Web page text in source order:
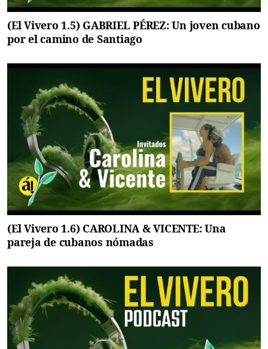
(El Vivero 1.5) GABRIEL PÉREZ: Un joven cubano
por el camino de Santiago
(El Vivero 1.6) CAROLINA & VICENTE: Una
pareja de cubanos nómadas